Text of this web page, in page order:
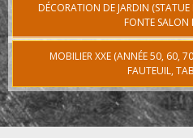
DÉCORATION DE JARDIN (STATUE
FONTE SALON
MOBILIER XXE (ANNÉE 50, 60,
FAUTEUIL,